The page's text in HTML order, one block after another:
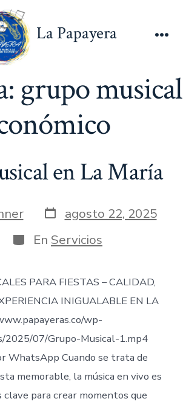
La Papayera
grupo musical
en La María
Fecha
de
publicación
agosto 22, 2025
Categorías
En Servicios
PARA FIESTAS – CALIDAD,
INIGUALABLE EN LA
wp-
2025/07/Grupo-Musical-1.mp4
WhatsApp Cuando se trata de
memorable, la música en vivo es
clave para crear momentos que